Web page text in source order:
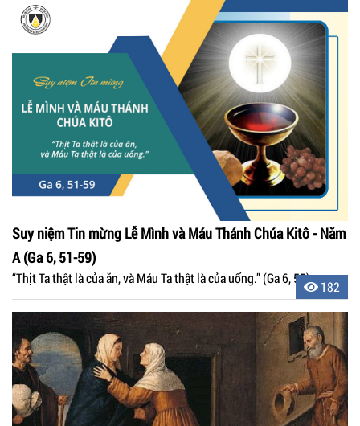
Suy niệm Tin mừng Lễ Mình và Máu Thánh Chúa Kitô - Năm
A (Ga 6, 51-59)
“Thịt Ta thật là của ăn, và Máu Ta thật là của uống.” (Ga 6, 55)
182